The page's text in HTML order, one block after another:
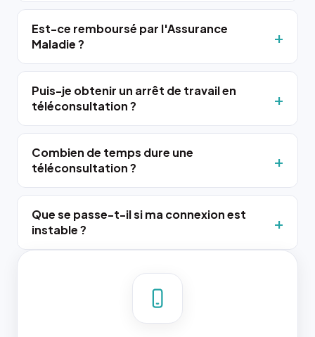
Est-ce remboursé par l'Assurance
Maladie ?
Puis-je obtenir un arrêt de travail en
téléconsultation ?
Combien de temps dure une
téléconsultation ?
Que se passe-t-il si ma connexion est
instable ?